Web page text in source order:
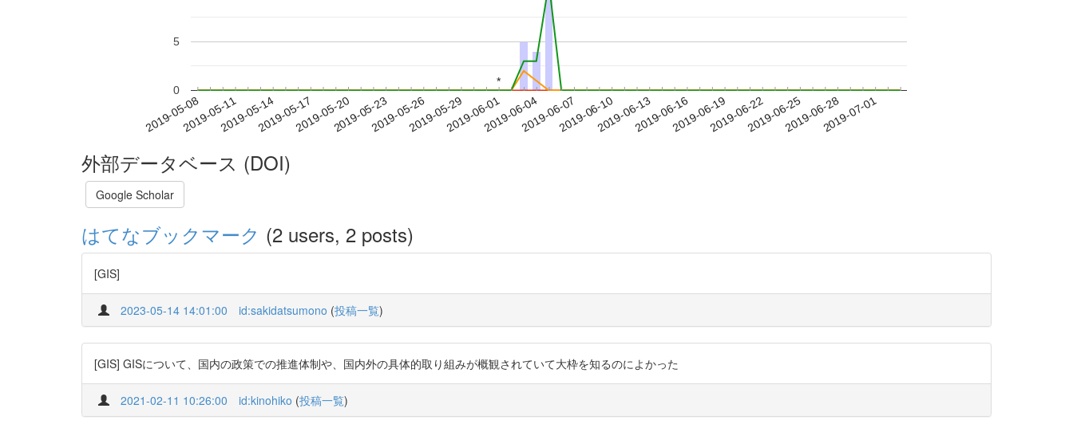
2019-05-082019-05-112019-05-142019-05-172019-05-202019-05-232019-05-262019-05-292019-06-012019-06-042019-06-072019-06-102019-06-132019-06-162019-06-192019-06-222019-06-252019-06-282019-07-01
0
5
*
*
外部データベース (DOI)
Google Scholar
はてなブックマーク (2 users, 2 posts)
[GIS]
2023-05-14 14:01:00 id:sakidatsumono (投稿一覧)
[GIS] GISについて、国内の政策での推進体制や、国内外の具体的取り組みが概観されていて大枠を知るのによかった
2021-02-11 10:26:00 id:kinohiko (投稿一覧)